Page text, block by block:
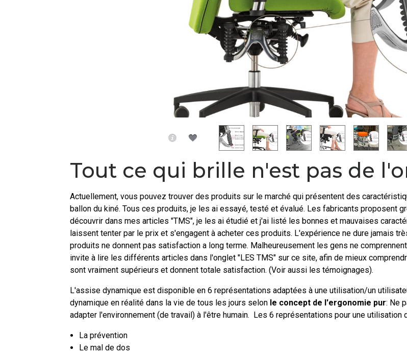
Tout ce qui brille n'est pas de
Actuellement, vous pouvez trouver des produits sur le marché qui présentent des
ballon du kiné. Tous ces produits, je les ai essayé, testé et évalué. Les fabricants proposent
découvrir dans mes articles "TMS", je les ai étudié et j'ai listé les bonnes et mauvaises
laissent tenter par le prix et s'engagent à acheter ces produits. L'expérience ne dure jamais
produits ne donnent pas satisfaction a long terme. Malheureusement les gens ne
invite à lire les différents articles dans l'onglet "LES TMS" sur ce site, afin de mieux
sont vraiment supérieurs et donnent totale satisfaction. (Voir aussi les témoignages).
L'assise dynamique est disponible en 6 représentations adaptées à une utilisation/un
dynamique en réalité dans la vie de tous les jours selon le concept de l'ergonomie pur: Ne
adapter l'environnement (de travail) à l'être humain. Les 6 représentations pour une utilisation
La prévention
Le mal de dos